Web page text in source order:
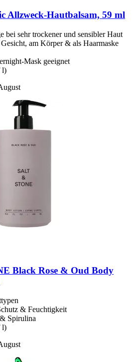
Allzweck-​Hautbalsam, 59 ml
bei sehr trockener und sensibler Haut
am Körper & als Haarmaske
Mask geeignet
l)
Black Rose & Oud Body
& Feuchtigkeit
Spirulina
l)